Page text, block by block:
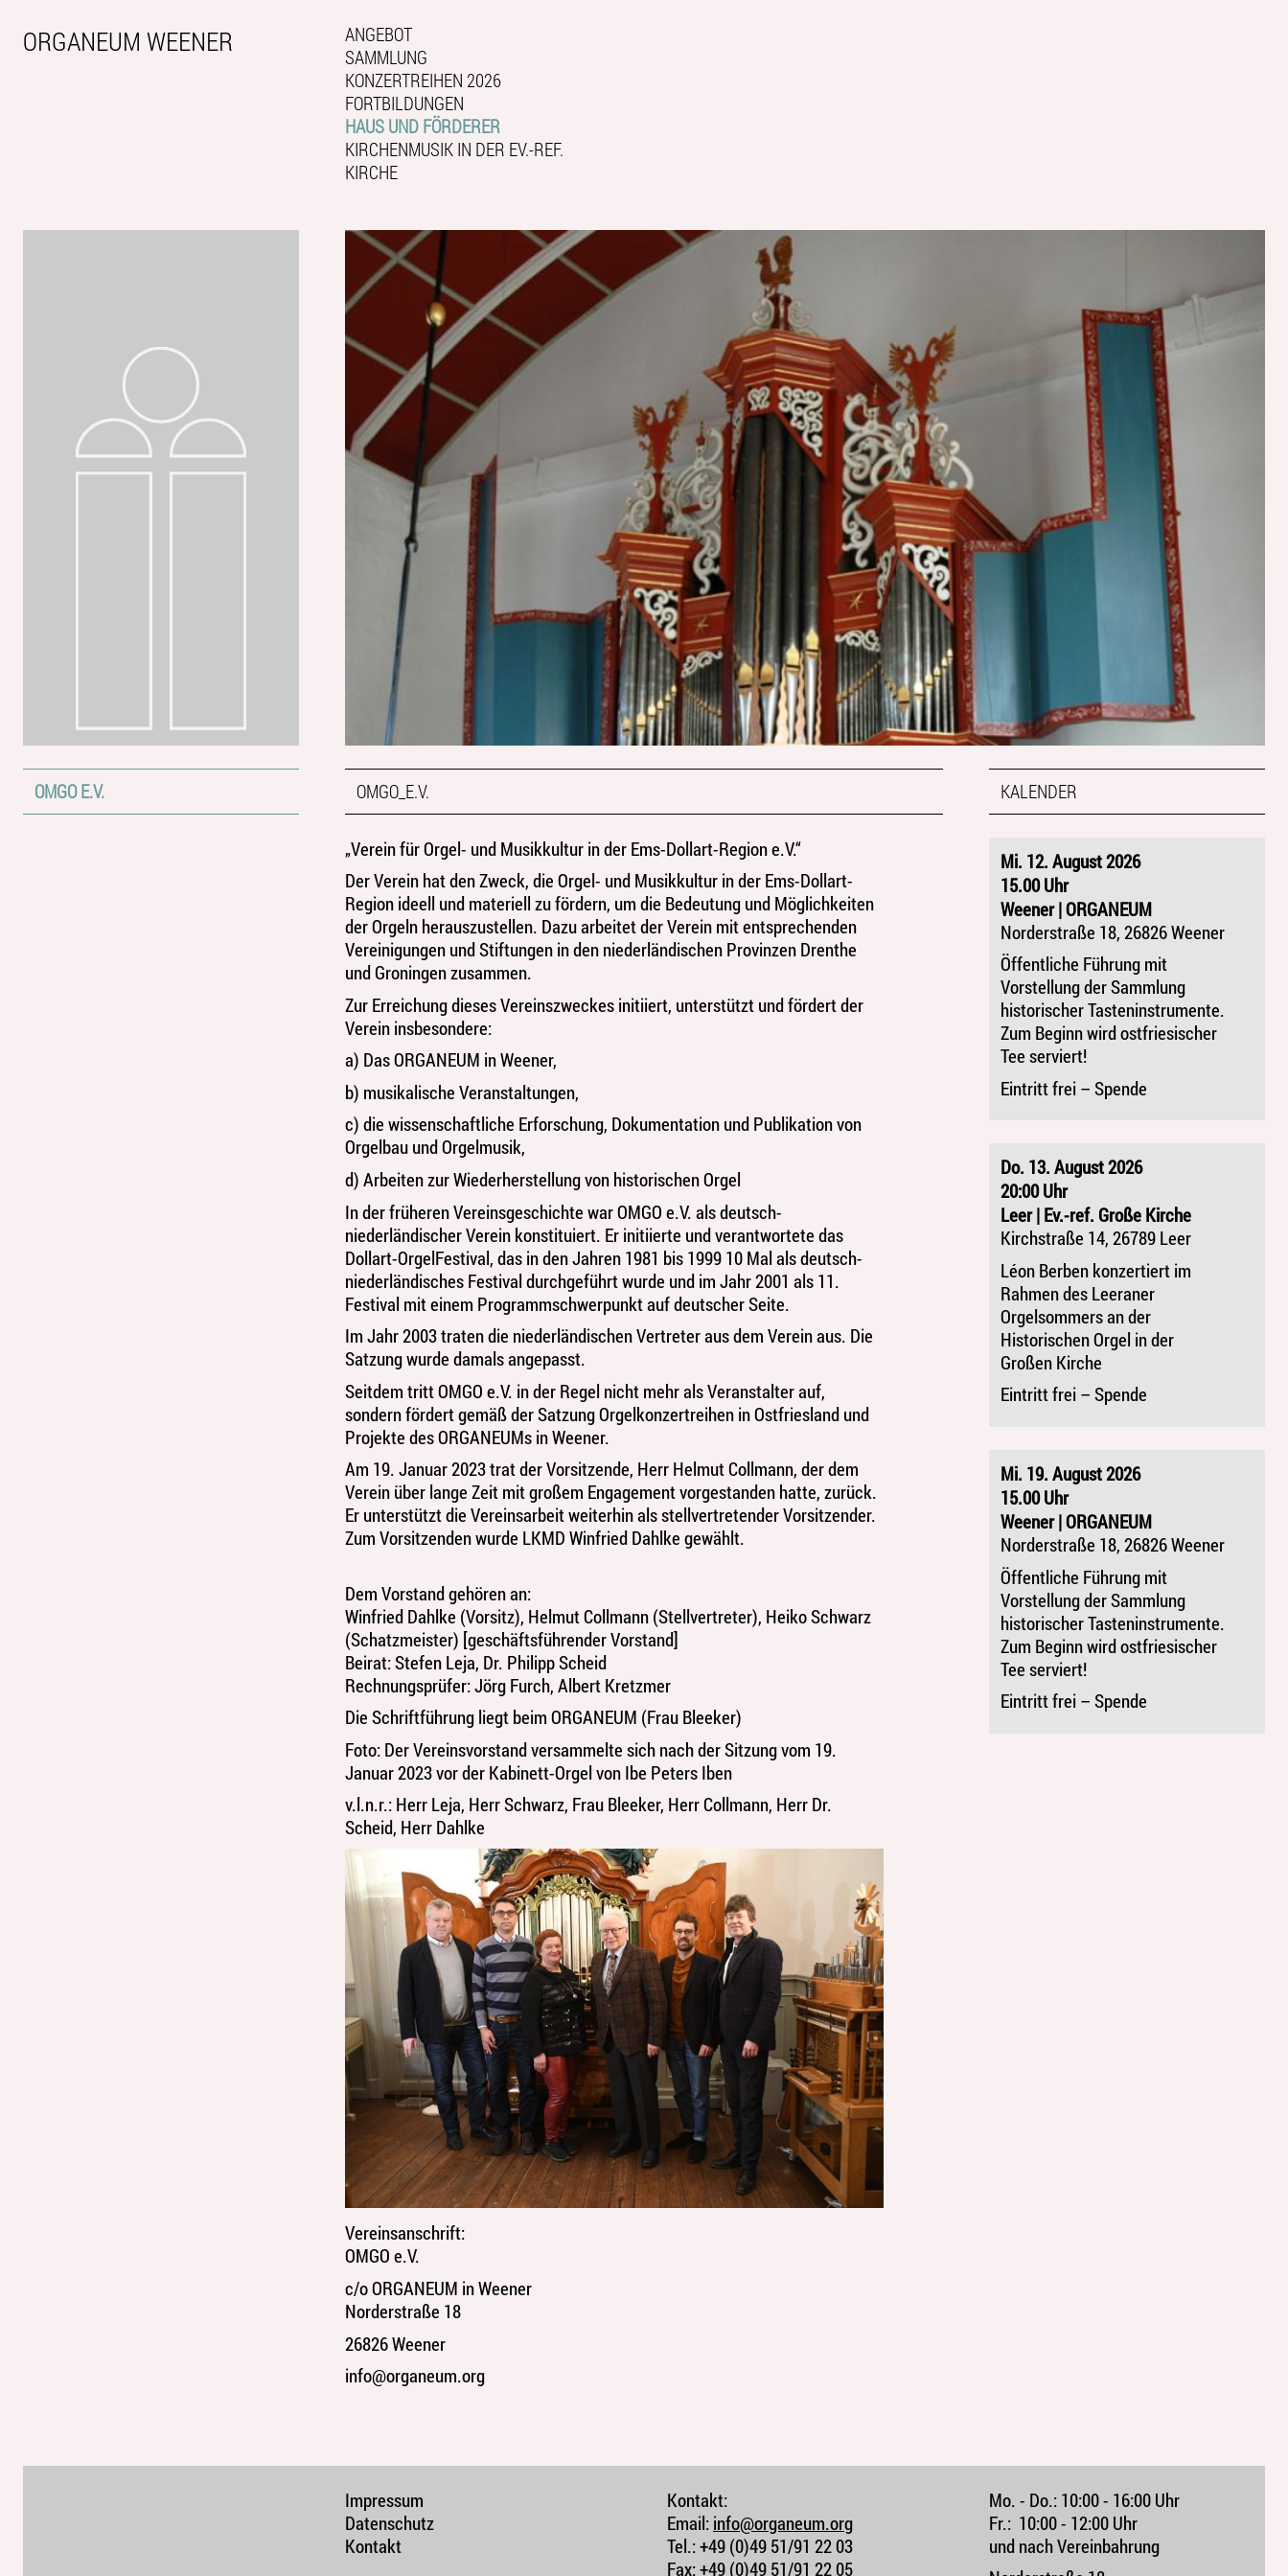
ORGANEUM WEENER
ANGEBOT
SAMMLUNG
KONZERTREIHEN 2026
FORTBILDUNGEN
HAUS UND FÖRDERER
KIRCHENMUSIK IN DER EV.-REF.
KIRCHE
OMGO E.V. OMGO_E.V.
„Verein für Orgel- und Musikkultur in der Ems-Dollart-Region e.V.“
Der Verein hat den Zweck, die Orgel- und Musikkultur in der Ems-Dollart-
Region ideell und materiell zu fördern, um die Bedeutung und Möglichkeiten
der Orgeln herauszustellen. Dazu arbeitet der Verein mit entsprechenden
Vereinigungen und Stiftungen in den niederländischen Provinzen Drenthe
und Groningen zusammen.
Zur Erreichung dieses Vereinszweckes initiiert, unterstützt und fördert der
Verein insbesondere:
a) Das ORGANEUM in Weener,
b) musikalische Veranstaltungen,
c) die wissenschaftliche Erforschung, Dokumentation und Publikation von
Orgelbau und Orgelmusik,
d) Arbeiten zur Wiederherstellung von historischen Orgel
In der früheren Vereinsgeschichte war OMGO e.V. als deutsch-
niederländischer Verein konstituiert. Er initiierte und verantwortete das
Dollart-OrgelFestival, das in den Jahren 1981 bis 1999 10 Mal als deutsch-
niederländisches Festival durchgeführt wurde und im Jahr 2001 als 11.
Festival mit einem Programmschwerpunkt auf deutscher Seite.
Im Jahr 2003 traten die niederländischen Vertreter aus dem Verein aus. Die
Satzung wurde damals angepasst.
Seitdem tritt OMGO e.V. in der Regel nicht mehr als Veranstalter auf,
sondern fördert gemäß der Satzung Orgelkonzertreihen in Ostfriesland und
Projekte des ORGANEUMs in Weener.
Am 19. Januar 2023 trat der Vorsitzende, Herr Helmut Collmann, der dem
Verein über lange Zeit mit großem Engagement vorgestanden hatte, zurück.
Er unterstützt die Vereinsarbeit weiterhin als stellvertretender Vorsitzender.
Zum Vorsitzenden wurde LKMD Winfried Dahlke gewählt.
Dem Vorstand gehören an:
Winfried Dahlke (Vorsitz), Helmut Collmann (Stellvertreter), Heiko Schwarz
(Schatzmeister) [geschäftsführender Vorstand]
Beirat: Stefen Leja, Dr. Philipp Scheid
Rechnungsprüfer: Jörg Furch, Albert Kretzmer
Die Schriftführung liegt beim ORGANEUM (Frau Bleeker)
Foto: Der Vereinsvorstand versammelte sich nach der Sitzung vom 19.
Januar 2023 vor der Kabinett-Orgel von Ibe Peters Iben
v.l.n.r.: Herr Leja, Herr Schwarz, Frau Bleeker, Herr Collmann, Herr Dr.
Scheid, Herr Dahlke
Vereinsanschrift:
OMGO e.V.
c/o ORGANEUM in Weener
Norderstraße 18
26826 Weener
info@organeum.org
KALENDER
Mi. 12. August 2026
15.00 Uhr
Weener | ORGANEUM
Norderstraße 18, 26826 Weener
Öffentliche Führung mit
Vorstellung der Sammlung
historischer Tasteninstrumente.
Zum Beginn wird ostfriesischer
Tee serviert!
Eintritt frei – Spende
Do. 13. August 2026
20:00 Uhr
Leer | Ev.-ref. Große Kirche
Kirchstraße 14, 26789 Leer
Léon Berben konzertiert im
Rahmen des Leeraner
Orgelsommers an der
Historischen Orgel in der
Großen Kirche
Eintritt frei – Spende
Mi. 19. August 2026
15.00 Uhr
Weener | ORGANEUM
Norderstraße 18, 26826 Weener
Öffentliche Führung mit
Vorstellung der Sammlung
historischer Tasteninstrumente.
Zum Beginn wird ostfriesischer
Tee serviert!
Eintritt frei – Spende
Impressum
Datenschutz
Kontakt
Kontakt:
Email: info@organeum.org
Tel.:+49 (0)49 51/91 22 03
Fax:+49 (0)49 51/91 22 05
Mo. - Do.: 10:00 - 16:00 Uhr
Fr.: 10:00 - 12:00 Uhr
und nach Vereinbahrung